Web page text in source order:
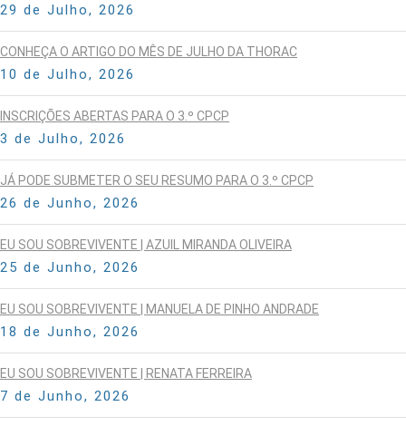
29 de Julho, 2026
CONHEÇA O ARTIGO DO MÊS DE JULHO DA THORAC
10 de Julho, 2026
INSCRIÇÕES ABERTAS PARA O 3.º CPCP
3 de Julho, 2026
JÁ PODE SUBMETER O SEU RESUMO PARA O 3.º CPCP
26 de Junho, 2026
EU SOU SOBREVIVENTE | AZUIL MIRANDA OLIVEIRA
25 de Junho, 2026
EU SOU SOBREVIVENTE | MANUELA DE PINHO ANDRADE
18 de Junho, 2026
EU SOU SOBREVIVENTE | RENATA FERREIRA
7 de Junho, 2026